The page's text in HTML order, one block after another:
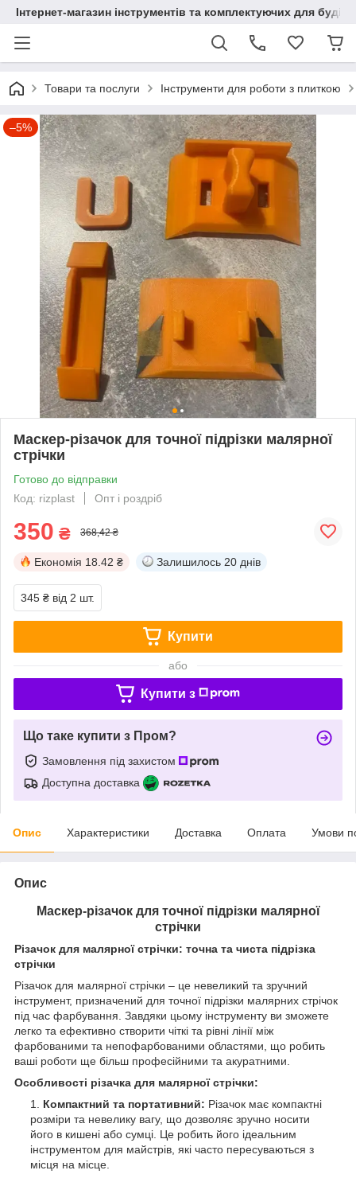
Інтернет-магазин інструментів та комплектуючих для
Товари та послуги Інструменти для роботи з плиткою
–5%
Маскер-різачок для точної підрізки малярної
стрічки
Готово до відправки
Код: rizplast
Опт і роздріб
350 ₴ 368,42 ₴
Економія 18.42 ₴ Залишилось 20 днів
345 ₴ від 2 шт.
Купити
або
Купити з
Що таке купити з Пром?
Замовлення під захистом
Доступна доставка
Опис Характеристики Доставка Оплата Умови
Опис
Маскер-різачок для точної підрізки малярної
стрічки
Різачок для малярної стрічки: точна та чиста підрізка
стрічки
Різачок для малярної стрічки – це невеликий та зручний
інструмент, призначений для точної підрізки малярних стрічок
під час фарбування. Завдяки цьому інструменту ви зможете
легко та ефективно створити чіткі та рівні лінії між
фарбованими та непофарбованими областями, що робить
ваші роботи ще більш професійними та акуратними.
Особливості різачка для малярної стрічки:
Компактний та портативний: Різачок має компактні
розміри та невелику вагу, що дозволяє зручно носити
його в кишені або сумці. Це робить його ідеальним
інструментом для майстрів, які часто пересуваються з
місця на місце.